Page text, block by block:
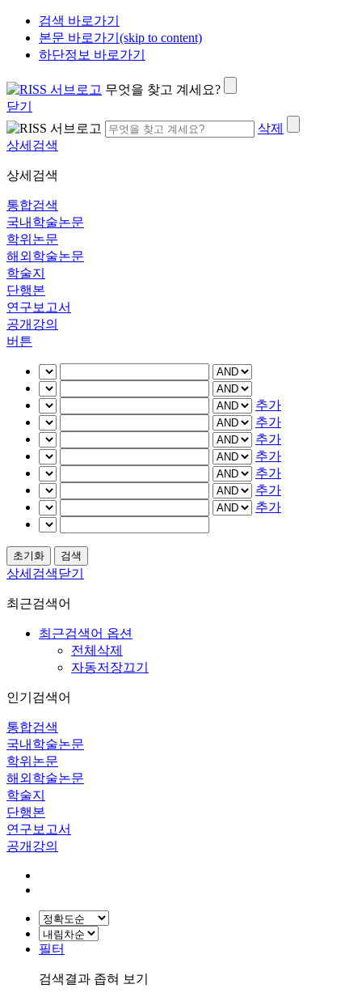
검색 바로가기
본문 바로가기(skip to content)
하단정보 바로가기
무엇을 찾고 계세요?
닫기
삭제
상세검색
상세검색
통합검색
국내학술논문
학위논문
해외학술논문
학술지
단행본
연구보고서
공개강의
버튼
추가
추가
추가
추가
추가
추가
추가
상세검색닫기
최근검색어
최근검색어 옵션
전체삭제
자동저장끄기
인기검색어
통합검색
국내학술논문
학위논문
해외학술논문
학술지
단행본
연구보고서
공개강의
필터
검색결과 좁혀 보기